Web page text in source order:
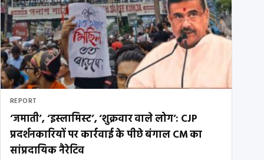
REPORT
‘जमाती’, ‘इस्लामिस्ट’, ‘शुक्रवार वाले लोग’: CJP
प्रदर्शनकारियों पर कार्रवाई के पीछे बंगाल CM का
सांप्रदायिक नैरेटिव